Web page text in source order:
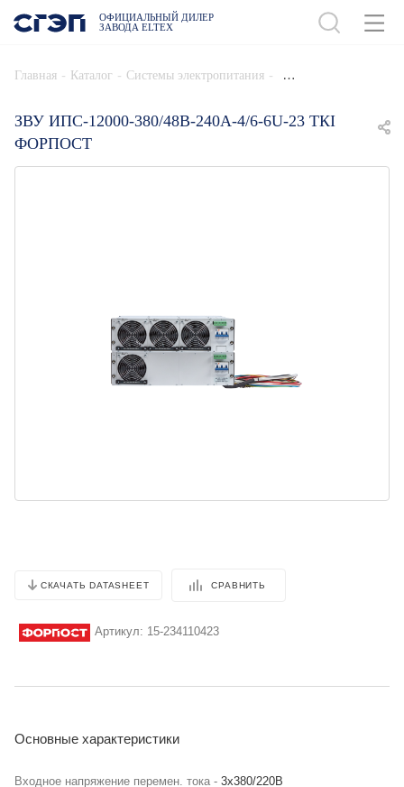
ОФИЦИАЛЬНЫЙ ДИЛЕР
ЗАВОДА ELTEX
Главная - Каталог - Системы электропитания -
ЗВУ ИПС-12000-380/48В-240А-4/6-6U-23 ТКI
ФОРПОСТ
СКАЧАТЬ DATASHEET СРАВНИТЬ
Артикул: 15-234110423
Основные характеристики
Входное напряжение перемен. тока - 3х380/220В